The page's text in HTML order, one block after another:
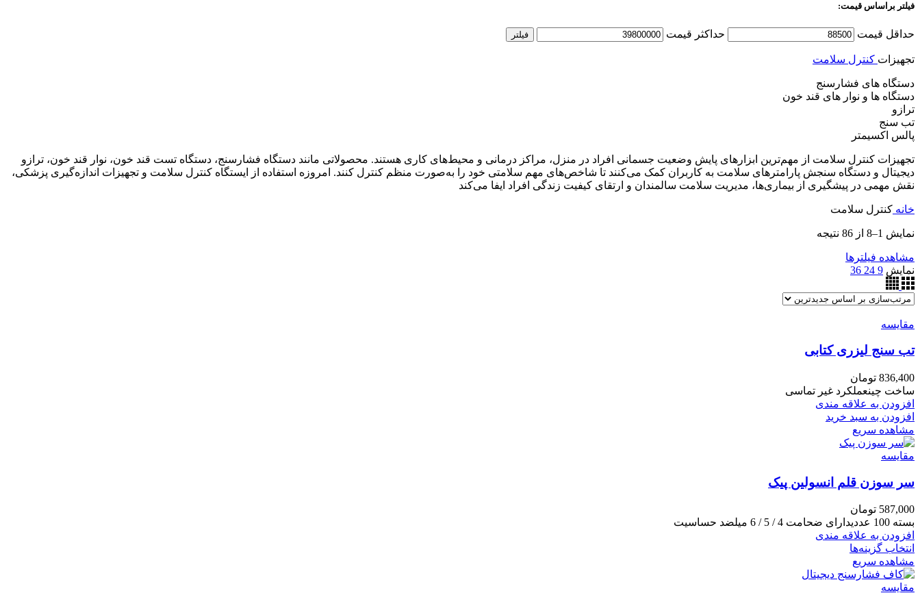
فیلتر براساس قیمت:
حداقل قیمت حداکثر قیمت فیلتر
تجهیزات کنترل سلامت
دستگاه های فشارسنج
دستگاه ها و نوار های قند خون
ترازو
تب سنج
پالس اکسیمتر
تجهیزات کنترل سلامت از مهم‌ترین ابزارهای پایش وضعیت جسمانی افراد در منزل، مراکز درمانی و محیط‌های کاری هستند. محصولاتی مانند دستگاه فشارسنج، دستگاه تست قند خون، نوار قند خون، ترازو
دیجیتال و دستگاه سنجش پارامترهای سلامت به کاربران کمک می‌کنند تا شاخص‌های مهم سلامتی خود را به‌صورت منظم کنترل کنند. امروزه استفاده از ایستگاه کنترل سلامت و تجهیزات اندازه‌گیری پزشکی،
نقش مهمی در پیشگیری از بیماری‌ها، مدیریت سلامت سالمندان و ارتقای کیفیت زندگی افراد ایفا می‌کند
خانه کنترل سلامت
نمایش 1–8 از 86 نتیجه
مشاهده فیلترها
نمایش 9
24
36
مقایسه
تب سنج لیزری کتابی
836,400 تومان
ساخت چینعملکرد غیر تماسی
افزودن به علاقه مندی
افزودن به سبد خرید
مشاهده سریع
مقایسه
سر سوزن قلم انسولین پیک
587,000 تومان
بسته 100 عددیدارای ضحامت 4 / 5 / 6 میلضد حساسیت
افزودن به علاقه مندی
انتخاب گزینه‌ها
مشاهده سریع
مقایسه